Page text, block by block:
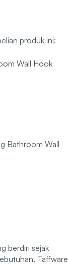
produk ini:
Wall Hook
Bathroom Wall
berdiri sejak
Taffware